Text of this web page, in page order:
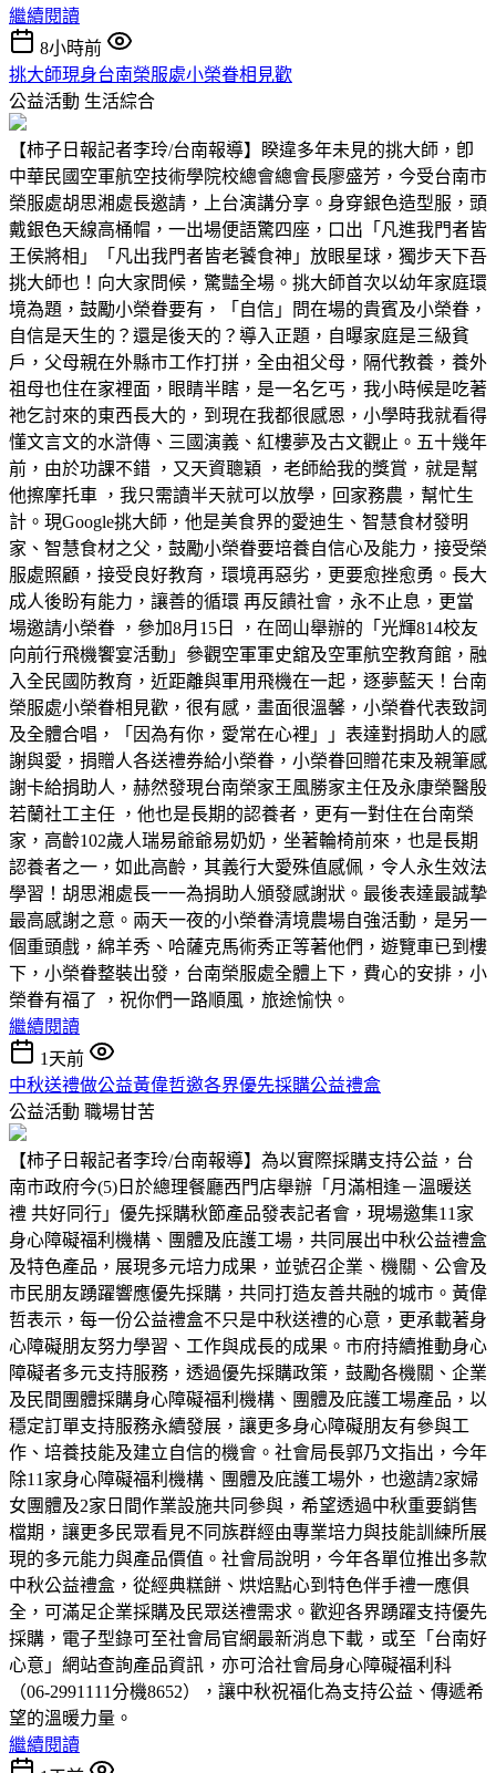
繼續閱讀
8小時前
挑大師現身台南榮服處小榮眷相見歡
公益活動 生活綜合
【柿子日報記者李玲/台南報導】睽違多年未見的挑大師，卽
中華民國空軍航空技術學院校總會總會長廖盛芳，今受台南市
榮服處胡思湘處長邀請，上台演講分享。身穿銀色造型服，頭
戴銀色天線高桶帽，一出場便語驚四座，口出「凡進我門者皆
王侯將相」「凡出我門者皆老饕食神」放眼星球，獨步天下吾
挑大師也！向大家問候，驚豔全場。挑大師首次以幼年家庭環
境為題，鼓勵小榮眷要有，「自信」問在場的貴賓及小榮眷，
自信是天生的？還是後天的？導入正題，自曝家庭是三級貧
戶，父母親在外縣市工作打拼，全由祖父母，隔代教養，養外
祖母也住在家裡面，眼睛半瞎，是一名乞丐，我小時候是吃著
祂乞討來的東西長大的，到現在我都很感恩，小學時我就看得
懂文言文的水滸傳、三國演義、紅樓夢及古文觀止。五十幾年
前，由於功課不錯 ，又天資聰穎 ，老師給我的獎賞，就是幫
他擦摩托車 ，我只需讀半天就可以放學，回家務農，幫忙生
計。現Google挑大師，他是美食界的愛迪生、智慧食材發明
家、智慧食材之父，鼓勵小榮眷要培養自信心及能力，接受榮
服處照顧，接受良好教育，環境再惡劣，更要愈挫愈勇。長大
成人後盼有能力，讓善的循環 再反饋社會，永不止息，更當
場邀請小榮眷 ，參加8月15日 ，在岡山舉辦的「光輝814校友
向前行飛機饗宴活動」參觀空軍軍史舘及空軍航空教育館，融
入全民國防教育，近距離與軍用飛機在一起，逐夢藍天！台南
榮服處小榮眷相見歡，很有感，畫面很溫馨，小榮眷代表致詞
及全體合唱，「因為有你，愛常在心裡」」表達對捐助人的感
謝與愛，捐贈人各送禮券給小榮眷，小榮眷回贈花束及親筆感
謝卡給捐助人，赫然發現台南榮家王風勝家主任及永康榮醫殷
若蘭社工主任 ，他也是長期的認養者，更有一對住在台南榮
家，高齡102歲人瑞易爺爺易奶奶，坐著輪椅前來，也是長期
認養者之一，如此高齡，其義行大愛殊值感佩，令人永生效法
學習！胡思湘處長一一為捐助人頒發感謝狀。最後表達最誠摯
最高感謝之意。兩天一夜的小榮眷清境農場自強活動，是另一
個重頭戲，綿羊秀、哈薩克馬術秀正等著他們，遊覽車已到樓
下，小榮眷整裝出發，台南榮服處全體上下，費心的安排，小
榮眷有福了 ，祝你們一路順風，旅途愉快。
繼續閱讀
1天前
中秋送禮做公益黃偉哲邀各界優先採購公益禮盒
公益活動 職場甘苦
【柿子日報記者李玲/台南報導】為以實際採購支持公益，台
南市政府今(5)日於總理餐廳西門店舉辦「月滿相逢－溫暖送
禮 共好同行」優先採購秋節產品發表記者會，現場邀集11家
身心障礙福利機構、團體及庇護工場，共同展出中秋公益禮盒
及特色產品，展現多元培力成果，並號召企業、機關、公會及
市民朋友踴躍響應優先採購，共同打造友善共融的城市。黃偉
哲表示，每一份公益禮盒不只是中秋送禮的心意，更承載著身
心障礙朋友努力學習、工作與成長的成果。市府持續推動身心
障礙者多元支持服務，透過優先採購政策，鼓勵各機關、企業
及民間團體採購身心障礙福利機構、團體及庇護工場產品，以
穩定訂單支持服務永續發展，讓更多身心障礙朋友有參與工
作、培養技能及建立自信的機會。社會局長郭乃文指出，今年
除11家身心障礙福利機構、團體及庇護工場外，也邀請2家婦
女團體及2家日間作業設施共同參與，希望透過中秋重要銷售
檔期，讓更多民眾看見不同族群經由專業培力與技能訓練所展
現的多元能力與產品價值。社會局說明，今年各單位推出多款
中秋公益禮盒，從經典糕餅、烘焙點心到特色伴手禮一應俱
全，可滿足企業採購及民眾送禮需求。歡迎各界踴躍支持優先
採購，電子型錄可至社會局官網最新消息下載，或至「台南好
心意」網站查詢產品資訊，亦可洽社會局身心障礙福利科
（06-2991111分機8652），讓中秋祝福化為支持公益、傳遞希
望的溫暖力量。
繼續閱讀